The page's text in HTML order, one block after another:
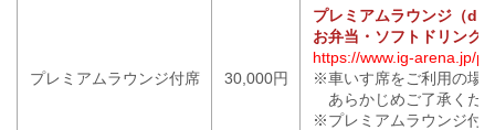
プレミアムラウンジ付席 30,000円
プレミアムラウンジ（d
お弁当・ソフトドリンク
https://www.ig-arena.jp/
※車いす席をご利用の場
あらかじめご了承くだ
※プレミアムラウンジ付